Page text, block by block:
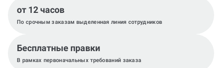
от 12 часов
По срочным заказам выделенная линия сотрудников
Бесплатные правки
В рамках первоначальных требований заказа